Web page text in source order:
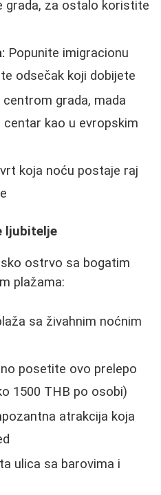
grada, za ostalo koristite
Popunite imigracionu
odsečak koji dobijete
grada, mada
centar kao u evropskim
koja noću postaje raj
ljubitelje
ostrvo sa bogatim
plažama:
sa živahnim noćnim
posetite ovo prelepo
1500 THB po osobi)
atrakcija koja
ulica sa barovima i